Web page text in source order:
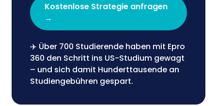
Kostenlose Strategie anfragen
→
✈️ Über 700 Studierende haben mit Epro
360 den Schritt ins US-Studium gewagt
– und sich damit Hunderttausende an
Studiengebühren gespart.